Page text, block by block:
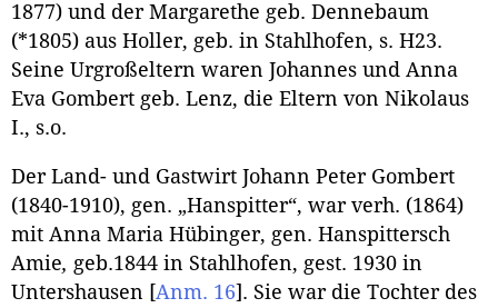
1877) und der Margarethe geb. Dennebaum
(*1805) aus Holler, geb. in Stahlhofen, s. H23.
Seine Urgroßeltern waren Johannes und Anna
Eva Gombert geb. Lenz, die Eltern von Nikolaus
I., s.o.
Der Land- und Gastwirt Johann Peter Gombert
(1840-1910), gen. „Hanspitter“, war verh. (1864)
mit Anna Maria Hübinger, gen. Hanspittersch
Amie, geb.1844 in Stahlhofen, gest. 1930 in
Untershausen [Anm. 16] . Sie war die Tochter des